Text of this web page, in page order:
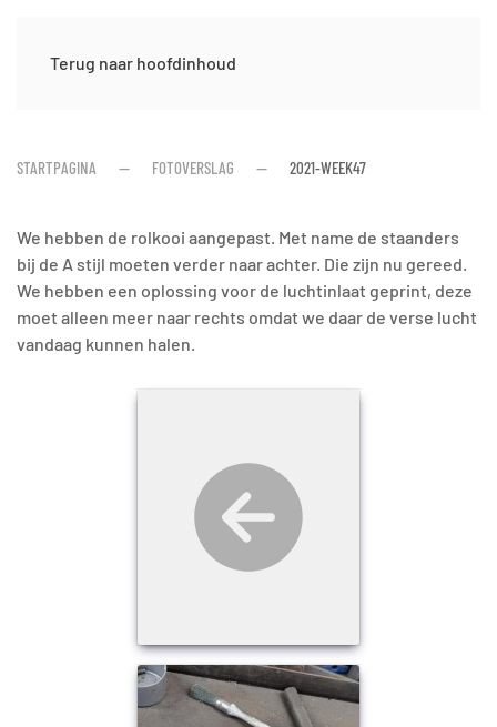
Terug naar hoofdinhoud
STARTPAGINA FOTOVERSLAG 2021-WEEK47
We hebben de rolkooi aangepast. Met name de staanders
bij de A stijl moeten verder naar achter. Die zijn nu gereed.
We hebben een oplossing voor de luchtinlaat geprint, deze
moet alleen meer naar rechts omdat we daar de verse lucht
vandaag kunnen halen.